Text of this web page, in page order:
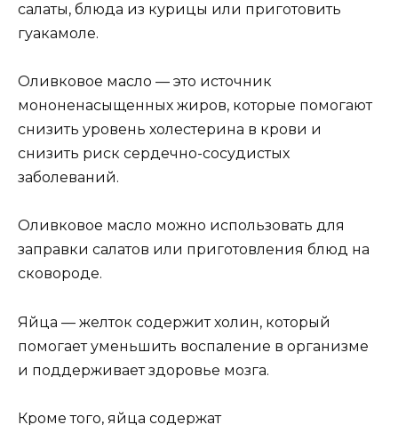
салаты, блюда из курицы или приготовить
гуакамоле.
Оливковое масло — это источник
мононенасыщенных жиров, которые помогают
снизить уровень холестерина в крови и
снизить риск сердечно-сосудистых
заболеваний.
Оливковое масло можно использовать для
заправки салатов или приготовления блюд на
сковороде.
Яйца — желток содержит холин, который
помогает уменьшить воспаление в организме
и поддерживает здоровье мозга.
Кроме того, яйца содержат